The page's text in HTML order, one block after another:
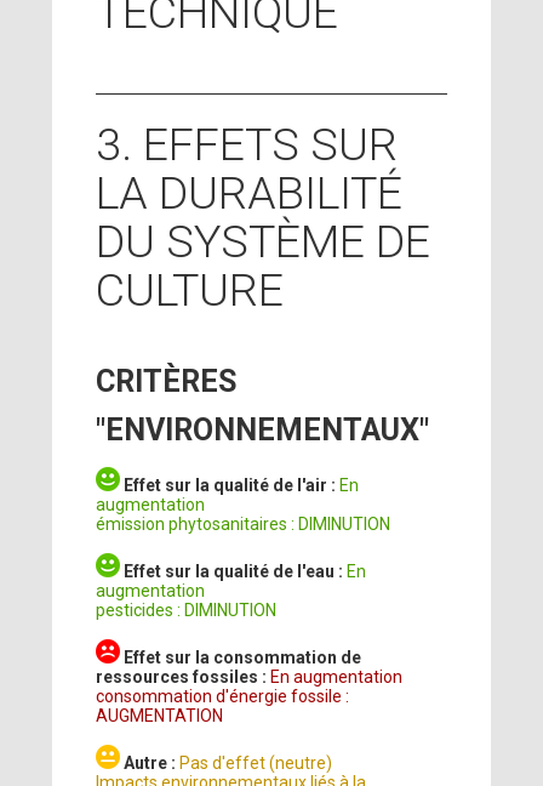
TECHNIQUE
3. EFFETS SUR
LA DURABILITÉ
DU SYSTÈME DE
CULTURE
CRITÈRES
"ENVIRONNEMENTAUX"
Effet sur la qualité de l'air : En
augmentation
émission phytosanitaires : DIMINUTION
Effet sur la qualité de l'eau : En
augmentation
pesticides : DIMINUTION
Effet sur la consommation de
ressources fossiles : En augmentation
consommation d'énergie fossile :
AUGMENTATION
Autre : Pas d'effet (neutre)